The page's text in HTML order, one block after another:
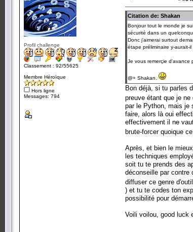
Profil challenge
Classement : 92/55625
Membre Héroïque
Hors ligne
Messages: 794
Citation de: Shakan
Bonjour tout le monde je
sécurité dans un
Donc j'aimerai surtout
étape préliminaire y-aurait-
Je vous remerçie d'avance
@+ Shakan.
Bon déjà, si tu parles
preuve étant que je
par le Python, mais je
faire, alors là oui
effectivement il ne
brute-forcer quoique
Après, et bien le
les techniques
soit tu te prends des
déconseille par contre
diffuser ce genre
) et tu te codes ton
possibilité pour
Voili voilou, good luck